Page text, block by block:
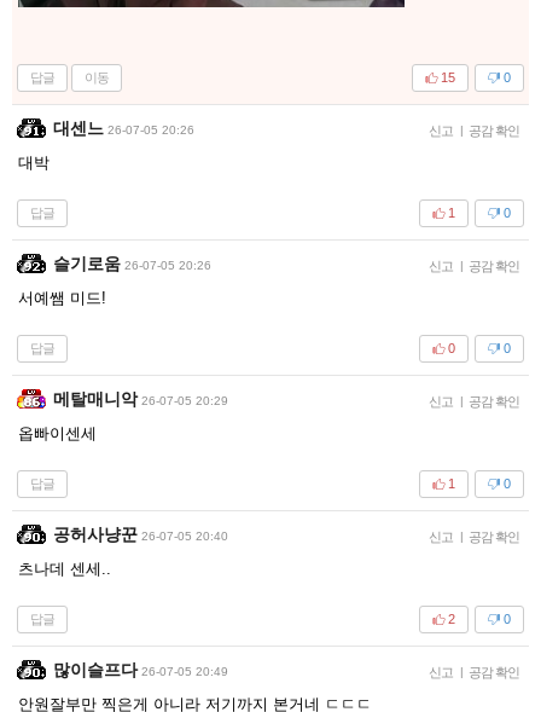
답글 이동 0
15
대센느 26-07-05 20:26 신고 | 공감 확인
대박
답글 0
1
슬기로움 26-07-05 20:26 신고 | 공감 확인
서예쌤 미드!
답글 0
0
메탈매니악 26-07-05 20:29 신고 | 공감 확인
옵빠이센세
답글 0
1
공허사냥꾼 26-07-05 20:40 신고 | 공감 확인
츠나데 센세..
답글 0
2
많이슬프다 26-07-05 20:49 신고 | 공감 확인
안원잘부만 찍은게 아니라 저기까지 본거네 ㄷㄷㄷ